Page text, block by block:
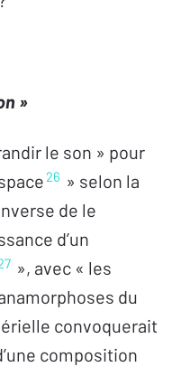
»
le son » pour
26 » selon la
de le
d’un
», avec « les
du
convoquerait
composition